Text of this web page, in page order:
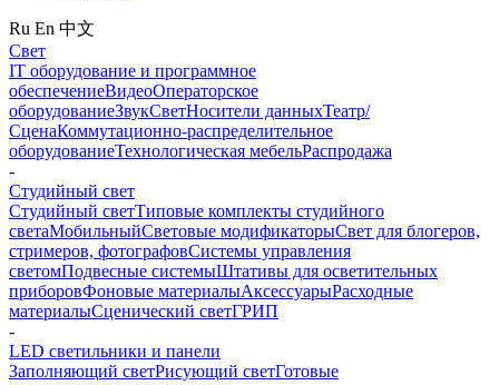
Ru En 中文
Свет
IT оборудование и программное
обеспечениеВидеоОператорское
оборудованиеЗвукСветНосители данныхТеатр/
СценаКоммутационно-распределительное
оборудованиеТехнологическая мебельРаспродажа
-
Студийный свет
Студийный светТиповые комплекты студийного
светаМобильныйСветовые модификаторыСвет для блогеров,
стримеров, фотографовСистемы управления
светомПодвесные системыШтативы для осветительных
приборовФоновые материалыАксессуарыРасходные
материалыСценический светГРИП
-
LED светильники и панели
Заполняющий светРисующий светГотовые